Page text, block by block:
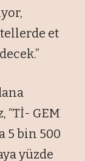
et
“Tİ- GEM
5 bin 500
yüzde